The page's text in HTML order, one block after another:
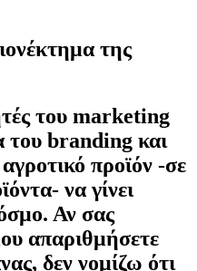
της
του marketing
του branding και
προϊόν -σε
να γίνει
Αν σας
απαριθμήσετε
δεν νομίζω ότι